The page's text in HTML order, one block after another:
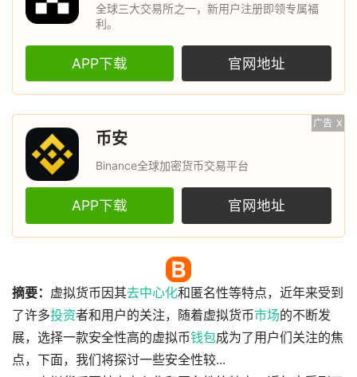
全球三大交易所之一，新用户注册即领专属福
利。
APP下载 官网地址
广告 X
币安
Binance全球加密货币交易平台
APP下载 官网地址
摘要： 虚拟货币因其去中心化和匿名性等特点，近年来受到
了许多投资者和用户的关注，随着虚拟货币市场的不断发
展，选择一款安全性高的虚拟币钱包成为了用户们关注的焦
点，下面，我们将探讨一些安全性较...